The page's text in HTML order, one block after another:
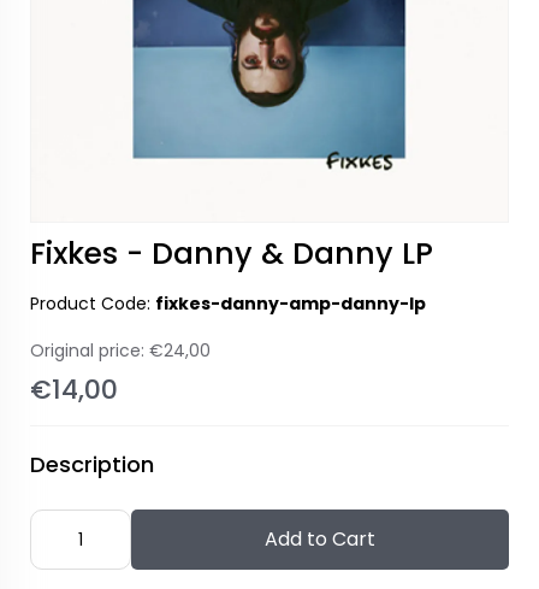
Fixkes - Danny & Danny LP
Product Code: fixkes-danny-amp-danny-lp
Original price: €24,00
€14,00
Description
Add to Cart